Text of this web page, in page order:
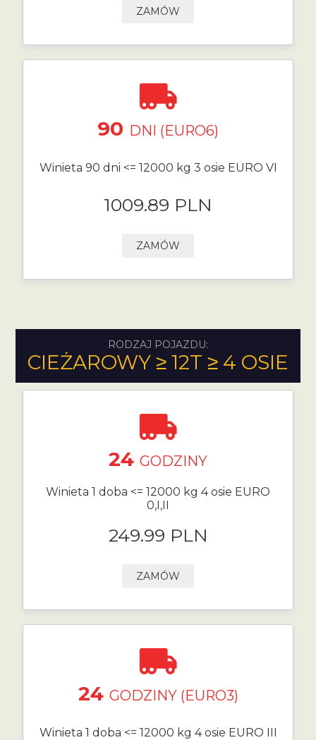
ZAMÓW
90 DNI (EURO6)
Winieta 90 dni <= 12000 kg 3 osie EURO VI
1009.89 PLN
ZAMÓW
RODZAJ POJAZDU:
CIEŻAROWY ≥ 12T ≥ 4 OSIE
24 GODZINY
Winieta 1 doba <= 12000 kg 4 osie EURO
0,I,II
249.99 PLN
ZAMÓW
24 GODZINY (EURO3)
Winieta 1 doba <= 12000 kg 4 osie EURO III